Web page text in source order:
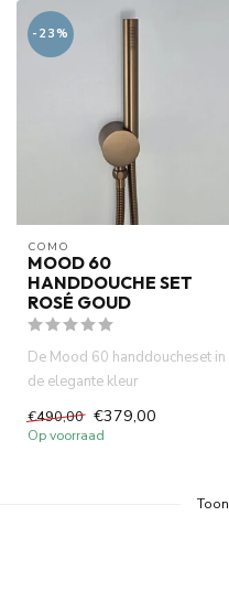
-23%
COMO
MOOD 60
HANDDOUCHE SET
ROSÉ GOUD
De Mood 60 handdoucheset in
de elegante kleur
roségoud/koper. Deze
complete hand...
€490,00 €379,00
Op voorraad
Toon